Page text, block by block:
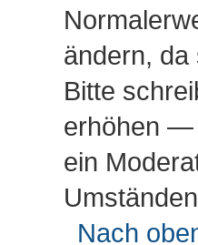
ändern, da
Bitte
erhöhen —
ein
Nach